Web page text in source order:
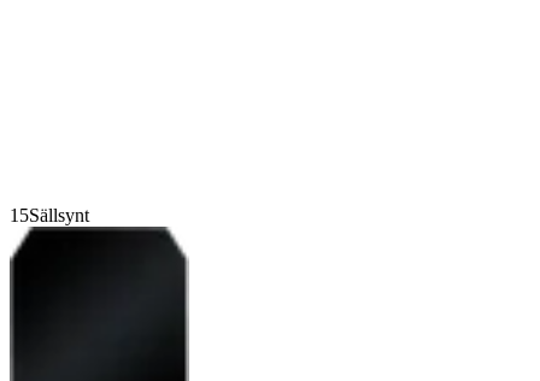
15Sällsynt